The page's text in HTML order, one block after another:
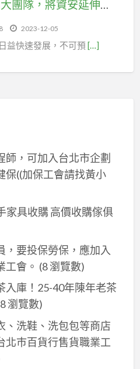
Gemalto加入Thales大團隊，將資安延伸至五大市場
2023-12-05
益快速發展，不可預 […]
師，可加入台北市企劃
保((加保工會請找黃小
家具收購 高價收購傢俱
，要投保勞保，應加入
工會。 (8 瀏覽數)
入庫！25-40年陳年老茶
瀏覽數)
、洗鞋、洗包包等商店
北巿百貨行售貨職業工